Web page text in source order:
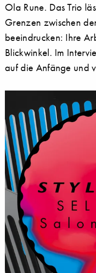
Ola Rune. Das Trio
Grenzen zwischen
beeindrucken: Ihre
Blickwinkel. Im
auf die Anfänge und